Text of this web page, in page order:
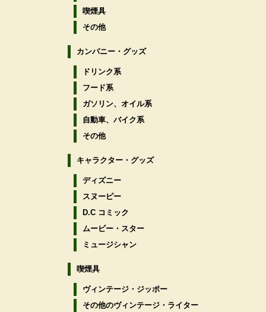
喫煙具
その他
カンパニー・グッズ
ドリンク系
フード系
ガソリン、オイル系
自動車、バイク系
その他
キャラクター・グッズ
ディズニー
スヌーピー
D.C コミック
ムービー・スター
ミュージシャン
喫煙具
ヴィンテージ・ジッポー
その他のヴィンテージ・ライター